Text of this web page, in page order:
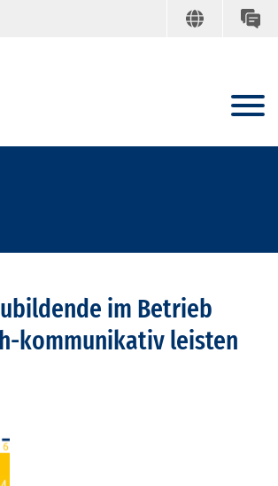
im Betrieb
kommunikativ leisten